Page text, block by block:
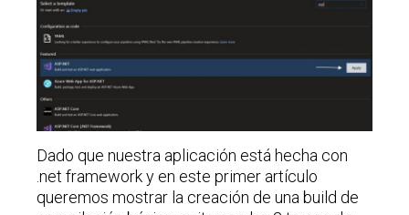
Dado que nuestra aplicación está hecha con
.net framework y en este primer artículo
queremos mostrar la creación de una build de